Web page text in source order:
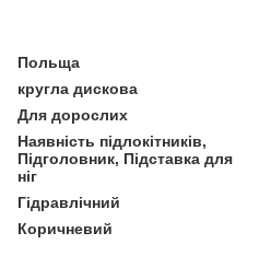
Польща
кругла дискова
Для дорослих
Наявність підлокітників,
Підголовник, Підставка для
ніг
Гідравлічний
Коричневий